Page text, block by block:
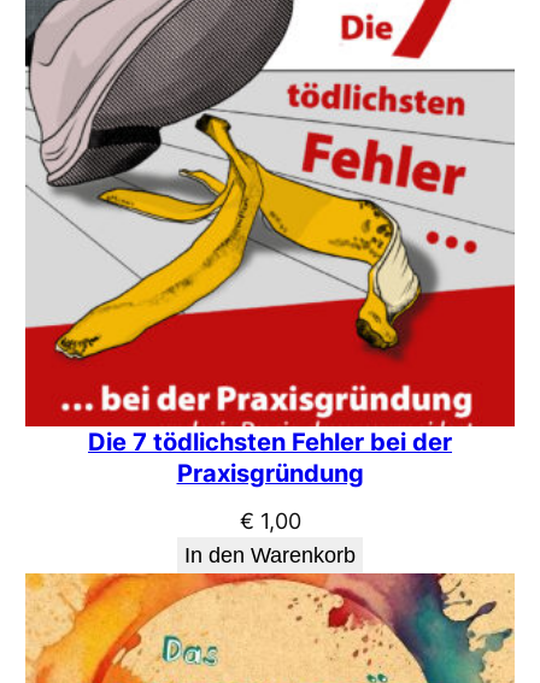
Die 7 tödlichsten Fehler bei der
Praxisgründung
€ 1,00
In den Warenkorb